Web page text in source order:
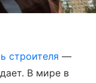
строителя —
В мире в